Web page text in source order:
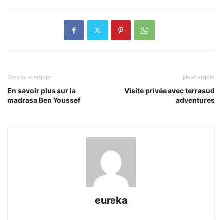
Previous article
En savoir plus sur la
madrasa Ben Youssef
Next article
Visite privée avec terrasud
adventures
eureka